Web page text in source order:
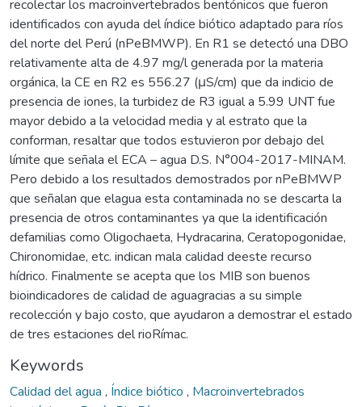
recolectar los macroinvertebrados bentónicos que fueron
identificados con ayuda del índice biótico adaptado para ríos
del norte del Perú (nPeBMWP). En R1 se detectó una DBO
relativamente alta de 4.97 mg/l generada por la materia
orgánica, la CE en R2 es 556.27 (μS/cm) que da indicio de
presencia de iones, la turbidez de R3 igual a 5.99 UNT fue
mayor debido a la velocidad media y al estrato que la
conforman, resaltar que todos estuvieron por debajo del
límite que señala el ECA – agua D.S. N°004-2017-MINAM.
Pero debido a los resultados demostrados por nPeBMWP
que señalan que elagua esta contaminada no se descarta la
presencia de otros contaminantes ya que la identificación
defamilias como Oligochaeta, Hydracarina, Ceratopogonidae,
Chironomidae, etc. indican mala calidad deeste recurso
hídrico. Finalmente se acepta que los MIB son buenos
bioindicadores de calidad de aguagracias a su simple
recolección y bajo costo, que ayudaron a demostrar el estado
de tres estaciones del rioRímac.
Keywords
Calidad del agua , Índice biótico , Macroinvertebrados